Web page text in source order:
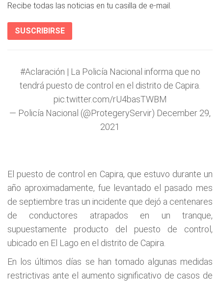
Recibe todas las noticias en tu casilla de e-mail.
SUSCRIBIRSE
#Aclaración | La Policía Nacional informa que no
tendrá puesto de control en el distrito de Capira.
pic.twitter.com/rU4basTWBM
— Policía Nacional (@ProtegeryServir) December 29,
2021
El puesto de control en Capira, que estuvo durante un
año aproximadamente, fue levantado el pasado mes
de septiembre tras un incidente que dejó a centenares
de conductores atrapados en un tranque,
supuestamente producto del puesto de control,
ubicado en El Lago en el distrito de Capira.
En los últimos días se han tomado algunas medidas
restrictivas ante el aumento significativo de casos de